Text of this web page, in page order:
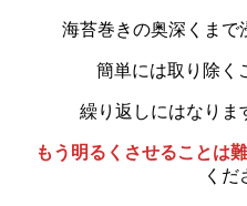
海苔巻きの奥深くまで
簡単には取り除く
繰り返しにはなりま
もう明るくさせることは
くだ